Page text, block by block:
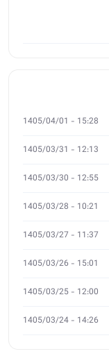
15:28 - 1405/04/01
12:13 - 1405/03/31
12:55 - 1405/03/30
10:21 - 1405/03/28
11:37 - 1405/03/27
15:01 - 1405/03/26
12:00 - 1405/03/25
14:26 - 1405/03/24